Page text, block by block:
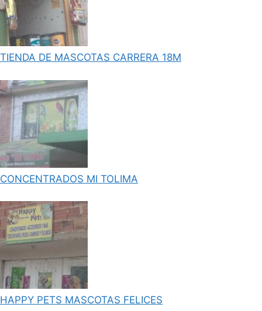
TIENDA DE MASCOTAS CARRERA 18M
CONCENTRADOS MI TOLIMA
HAPPY PETS MASCOTAS FELICES